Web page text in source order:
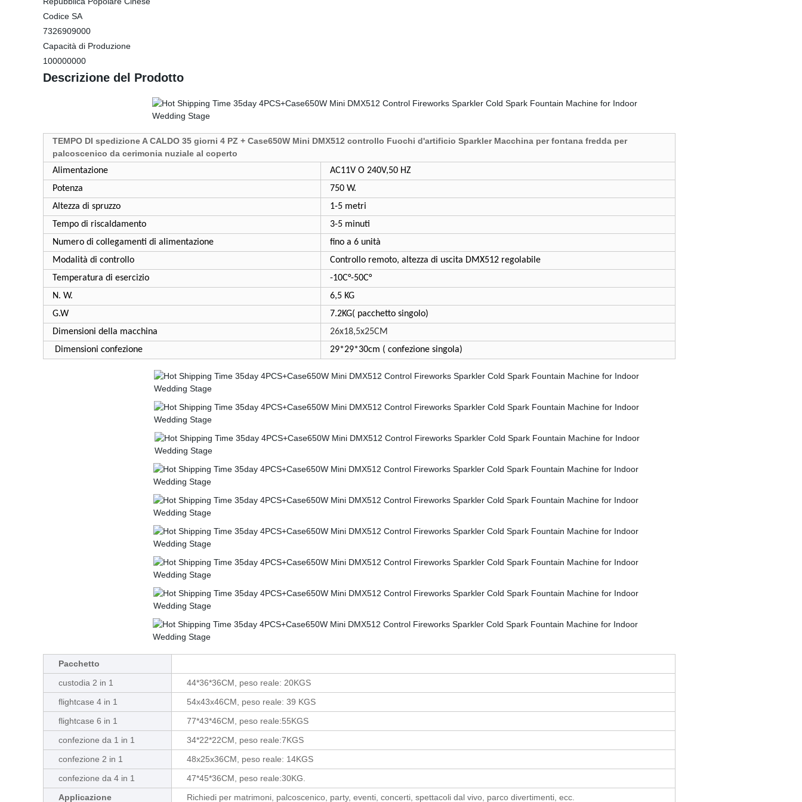
Codice SA
7326909000
Capacità di Produzione
100000000
Descrizione del Prodotto
TEMPO DI spedizione A CALDO 35 giorni 4 PZ + Case650W Mini DMX512 controllo Fuochi d'artificio Sparkler Macchina per fontana fredda per
palcoscenico da cerimonia nuziale al coperto
Alimentazione
AC11V O 240V,50 HZ
Potenza
750 W.
Altezza di spruzzo
1-5 metri
Tempo di riscaldamento
3-5 minuti
Numero di collegamenti di alimentazione
fino a 6 unità
Modalità di controllo
Controllo remoto, altezza di uscita DMX512 regolabile
Temperatura di esercizio
-10C°-50C°
N. W.
6,5 KG
G.W
7.2KG( pacchetto singolo)
Dimensioni della macchina
26x18,5x25CM
Dimensioni confezione
29*29*30cm ( confezione singola)
Pacchetto
custodia 2 in 1
44*36*36CM, peso reale: 20KGS
flightcase 4 in 1
54x43x46CM, peso reale: 39 KGS
flightcase 6 in 1
77*43*46CM, peso reale:55KGS
confezione da 1 in 1
34*22*22CM, peso reale:7KGS
confezione 2 in 1
48x25x36CM, peso reale: 14KGS
confezione da 4 in 1
47*45*36CM, peso reale:30KG.
Applicazione
Richiedi per matrimoni, palcoscenico, party, eventi, concerti, spettacoli dal vivo, parco divertimenti, ecc.